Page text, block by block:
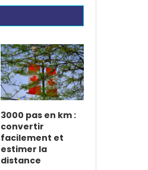
3000 pas en km :
convertir
facilement et
estimer la
distance